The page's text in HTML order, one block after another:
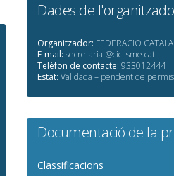
Dades de
Organitzador: FEDERACIO
E-mail: secretariat@ciclisme.cat
Telèfon de contacte: 933012444
Estat: Validada – pendent de
Documentació de la
Classificacions